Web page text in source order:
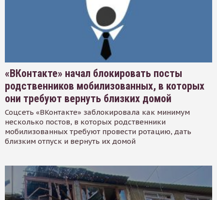
«ВКонтакте» начал блокировать посты
родственников мобилизованных, в которых
они требуют вернуть близких домой
Соцсеть «ВКонтакте» заблокировала как минимум
несколько постов, в которых родственники
мобилизованных требуют провести ротацию, дать
близким отпуск и вернуть их домой